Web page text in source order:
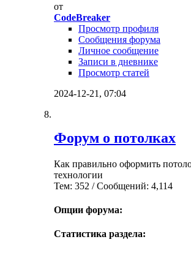
от
CodeBreaker
Просмотр профиля
Сообщения форума
Личное сообщение
Записи в дневнике
Просмотр статей
2024-12-21, 07:04
Форум о потолках
Как правильно оформить
технологии
Тем: 352 / Сообщений: 4,114
Опции форума:
Статистика раздела: